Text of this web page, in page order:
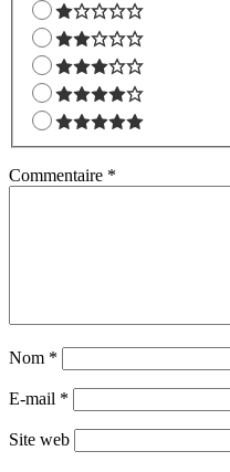
Commentaire *
Nom *
E-mail *
Site web